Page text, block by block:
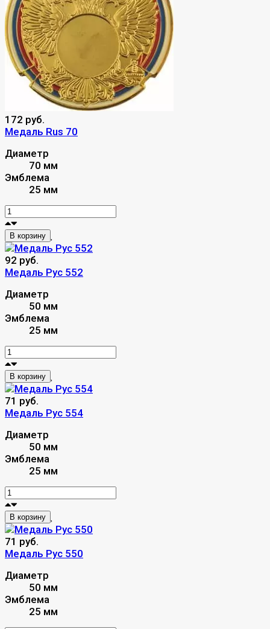
172 руб.
Медаль Rus 70
Диаметр
70 мм
Эмблема
25 мм
В корзину
92 руб.
Медаль Рус 552
Диаметр
50 мм
Эмблема
25 мм
В корзину
71 руб.
Медаль Рус 554
Диаметр
50 мм
Эмблема
25 мм
В корзину
71 руб.
Медаль Рус 550
Диаметр
50 мм
Эмблема
25 мм